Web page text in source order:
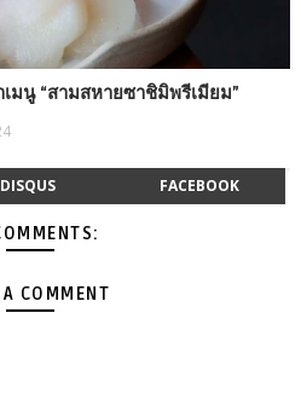
มนู “สามสหายซาชิมิพรีเมียม”
DISQUS FACEBOOK
COMMENT